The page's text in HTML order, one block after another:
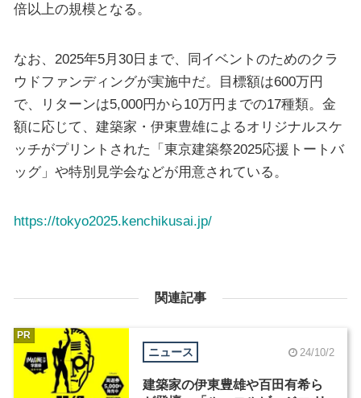
倍以上の規模となる。
なお、2025年5月30日まで、同イベントのためのクラ
ウドファンディングが実施中だ。目標額は600万円
で、リターンは5,000円から10万円までの17種類。金
額に応じて、建築家・伊東豊雄によるオリジナルスケ
ッチがプリントされた「東京建築祭2025応援トートバ
ッグ」や特別見学会などが用意されている。
https://tokyo2025.kenchikusai.jp/
関連記事
ニュース 24/10/2
建築家の伊東豊雄や百田有希ら
PR